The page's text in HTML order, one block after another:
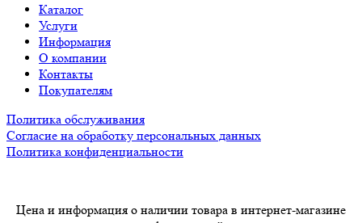
Каталог
Услуги
Информация
О компании
Контакты
Покупателям
Политика обслуживания
Согласие на обработку персональных данных
Политика конфиденциальности
Цена и информация о наличии товара в интернет-магазине